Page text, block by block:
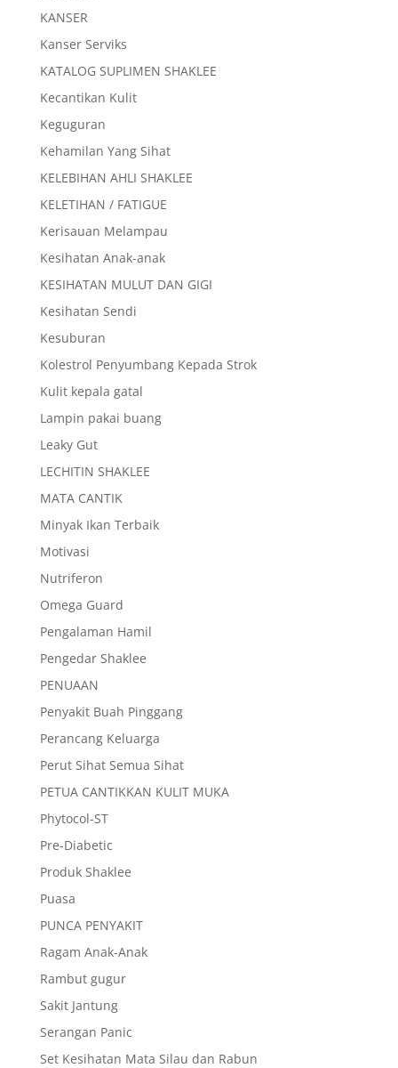
KANSER
Kanser Serviks
KATALOG SUPLIMEN SHAKLEE
Kecantikan Kulit
Keguguran
Kehamilan Yang Sihat
KELEBIHAN AHLI SHAKLEE
KELETIHAN / FATIGUE
Kerisauan Melampau
Kesihatan Anak-anak
KESIHATAN MULUT DAN GIGI
Kesihatan Sendi
Kesuburan
Kolestrol Penyumbang Kepada Strok
Kulit kepala gatal
Lampin pakai buang
Leaky Gut
LECHITIN SHAKLEE
MATA CANTIK
Minyak Ikan Terbaik
Motivasi
Nutriferon
Omega Guard
Pengalaman Hamil
Pengedar Shaklee
PENUAAN
Penyakit Buah Pinggang
Perancang Keluarga
Perut Sihat Semua Sihat
PETUA CANTIKKAN KULIT MUKA
Phytocol-ST
Pre-Diabetic
Produk Shaklee
Puasa
PUNCA PENYAKIT
Ragam Anak-Anak
Rambut gugur
Sakit Jantung
Serangan Panic
Set Kesihatan Mata Silau dan Rabun